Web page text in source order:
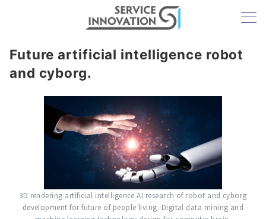
Future artificial intelligence robot
and cyborg.
3D rendering artificial intelligence AI research of robot and cyborg
development for future of people living. Digital data mining and